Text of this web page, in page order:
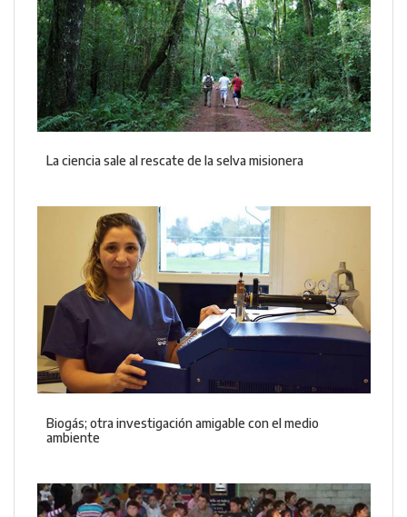
La ciencia sale al rescate de la selva misionera
Biogás; otra investigación amigable con el medio
ambiente